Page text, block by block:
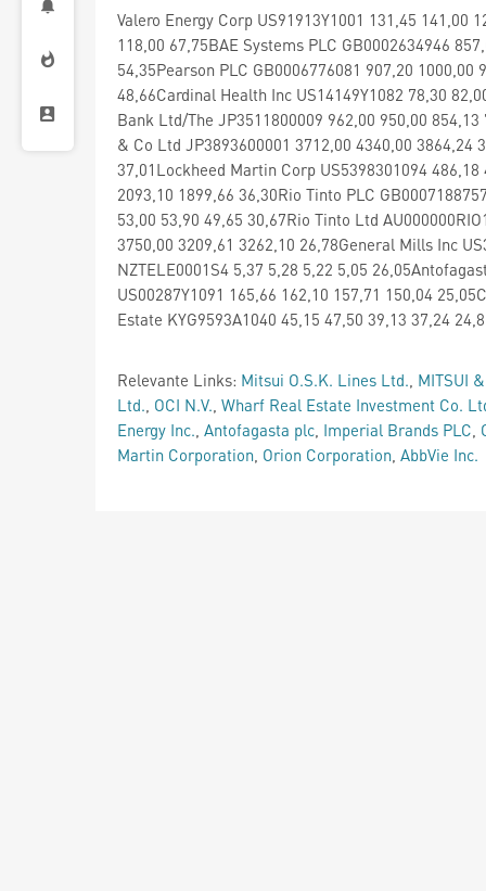
Valero Energy Corp US91913Y1001 131,45 141,00
118,00 67,75BAE Systems PLC GB0002634946
54,35Pearson PLC GB0006776081 907,20
48,66Cardinal Health Inc US14149Y1082 78,30
Bank Ltd/The JP3511800009 962,00 950,00
& Co Ltd JP3893600001 3712,00 4340,00 3864,24
37,01Lockheed Martin Corp US5398301094
2093,10 1899,66 36,30Rio Tinto PLC
53,00 53,90 49,65 30,67Rio Tinto Ltd
3750,00 3209,61 3262,10 26,78General Mills Inc
NZTELE0001S4 5,37 5,28 5,22 5,05
US00287Y1091 165,66 162,10 157,71 150,04
Estate KYG9593A1040 45,15 47,50 39,13 37,24
Relevante Links: Mitsui O.S.K. Lines Ltd. MITSUI
Ltd. OCI N.V. Wharf Real Estate Investment Co.
Energy Inc. Antofagasta plc Imperial Brands PLC
Martin Corporation Orion Corporation AbbVie Inc.